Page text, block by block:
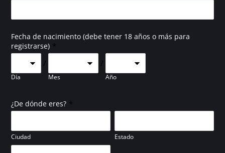
Fecha de nacimiento (debe tener 18 años o más para
registrarse) *
Día
/
Mes
/
Año
¿De dónde eres? *
Ciudad Estado